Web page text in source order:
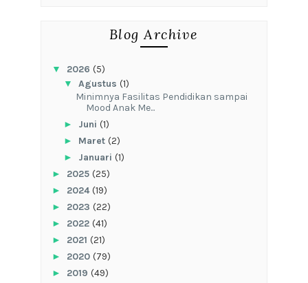
Blog Archive
▼ 2026 (5)
▼ Agustus (1)
‎Minimnya Fasilitas Pendidikan sampai
Mood Anak Me...
► Juni (1)
► Maret (2)
► Januari (1)
► 2025 (25)
► 2024(19)
► 2023 (22)
► 2022 (41)
► 2021 (21)
► 2020 (79)
► 2019 (49)